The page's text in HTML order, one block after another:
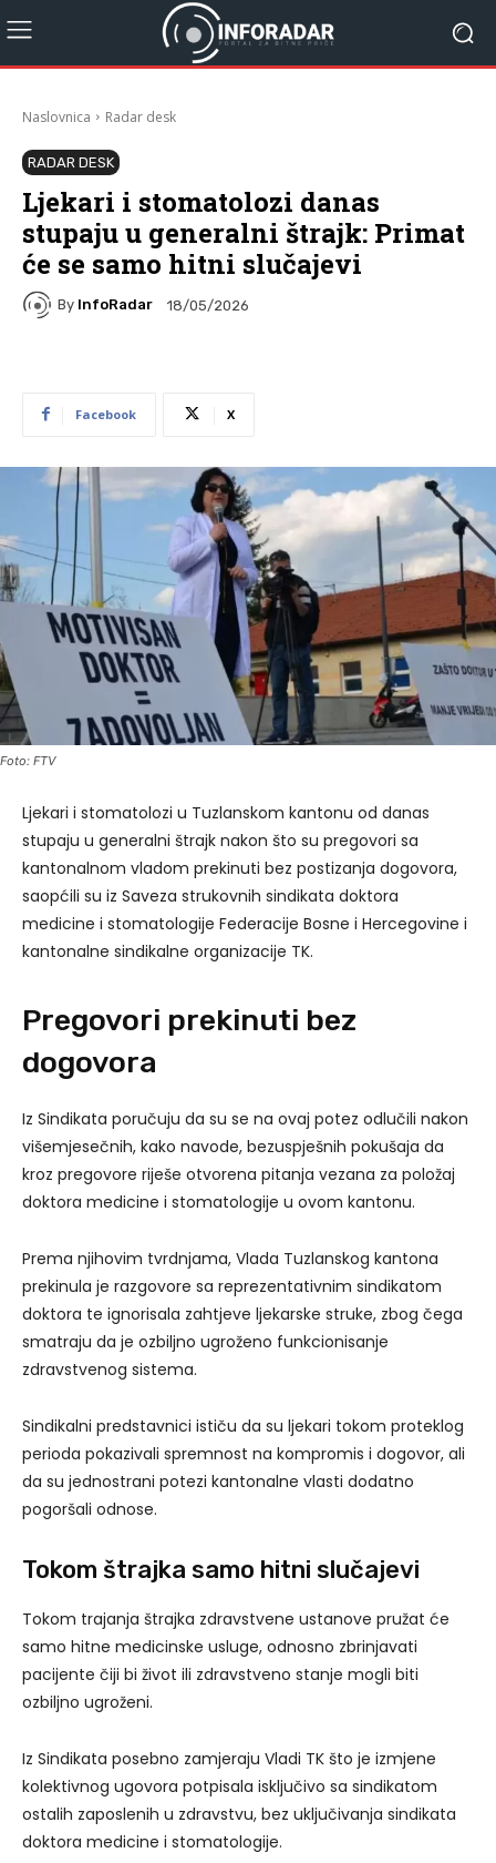
Naslovnica Radar desk
RADAR DESK
Ljekari i stomatolozi danas
stupaju u generalni štrajk: Primat
će se samo hitni slučajevi
By InfoRadar 18/05/2026
Facebook X
Foto: FTV
Ljekari i stomatolozi u Tuzlanskom kantonu od danas
stupaju u generalni štrajk nakon što su pregovori sa
kantonalnom vladom prekinuti bez postizanja dogovora,
saopćili su iz Saveza strukovnih sindikata doktora
medicine i stomatologije Federacije Bosne i Hercegovine i
kantonalne sindikalne organizacije TK.
Pregovori prekinuti bez
dogovora
Iz Sindikata poručuju da su se na ovaj potez odlučili nakon
višemjesečnih, kako navode, bezuspješnih pokušaja da
kroz pregovore riješe otvorena pitanja vezana za položaj
doktora medicine i stomatologije u ovom kantonu.
Prema njihovim tvrdnjama, Vlada Tuzlanskog kantona
prekinula je razgovore sa reprezentativnim sindikatom
doktora te ignorisala zahtjeve ljekarske struke, zbog čega
smatraju da je ozbiljno ugroženo funkcionisanje
zdravstvenog sistema.
Sindikalni predstavnici ističu da su ljekari tokom proteklog
perioda pokazivali spremnost na kompromis i dogovor, ali
da su jednostrani potezi kantonalne vlasti dodatno
pogoršali odnose.
Tokom štrajka samo hitni slučajevi
Tokom trajanja štrajka zdravstvene ustanove pružat će
samo hitne medicinske usluge, odnosno zbrinjavati
pacijente čiji bi život ili zdravstveno stanje mogli biti
ozbiljno ugroženi.
Iz Sindikata posebno zamjeraju Vladi TK što je izmjene
kolektivnog ugovora potpisala isključivo sa sindikatom
ostalih zaposlenih u zdravstvu, bez uključivanja sindikata
doktora medicine i stomatologije.